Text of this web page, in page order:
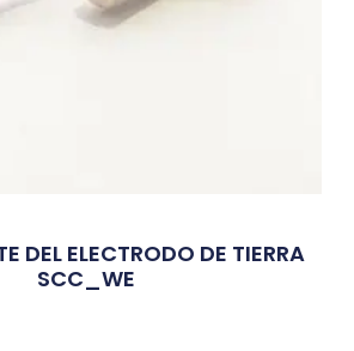
DEL ELECTRODO DE TIERRA
SCC_WE